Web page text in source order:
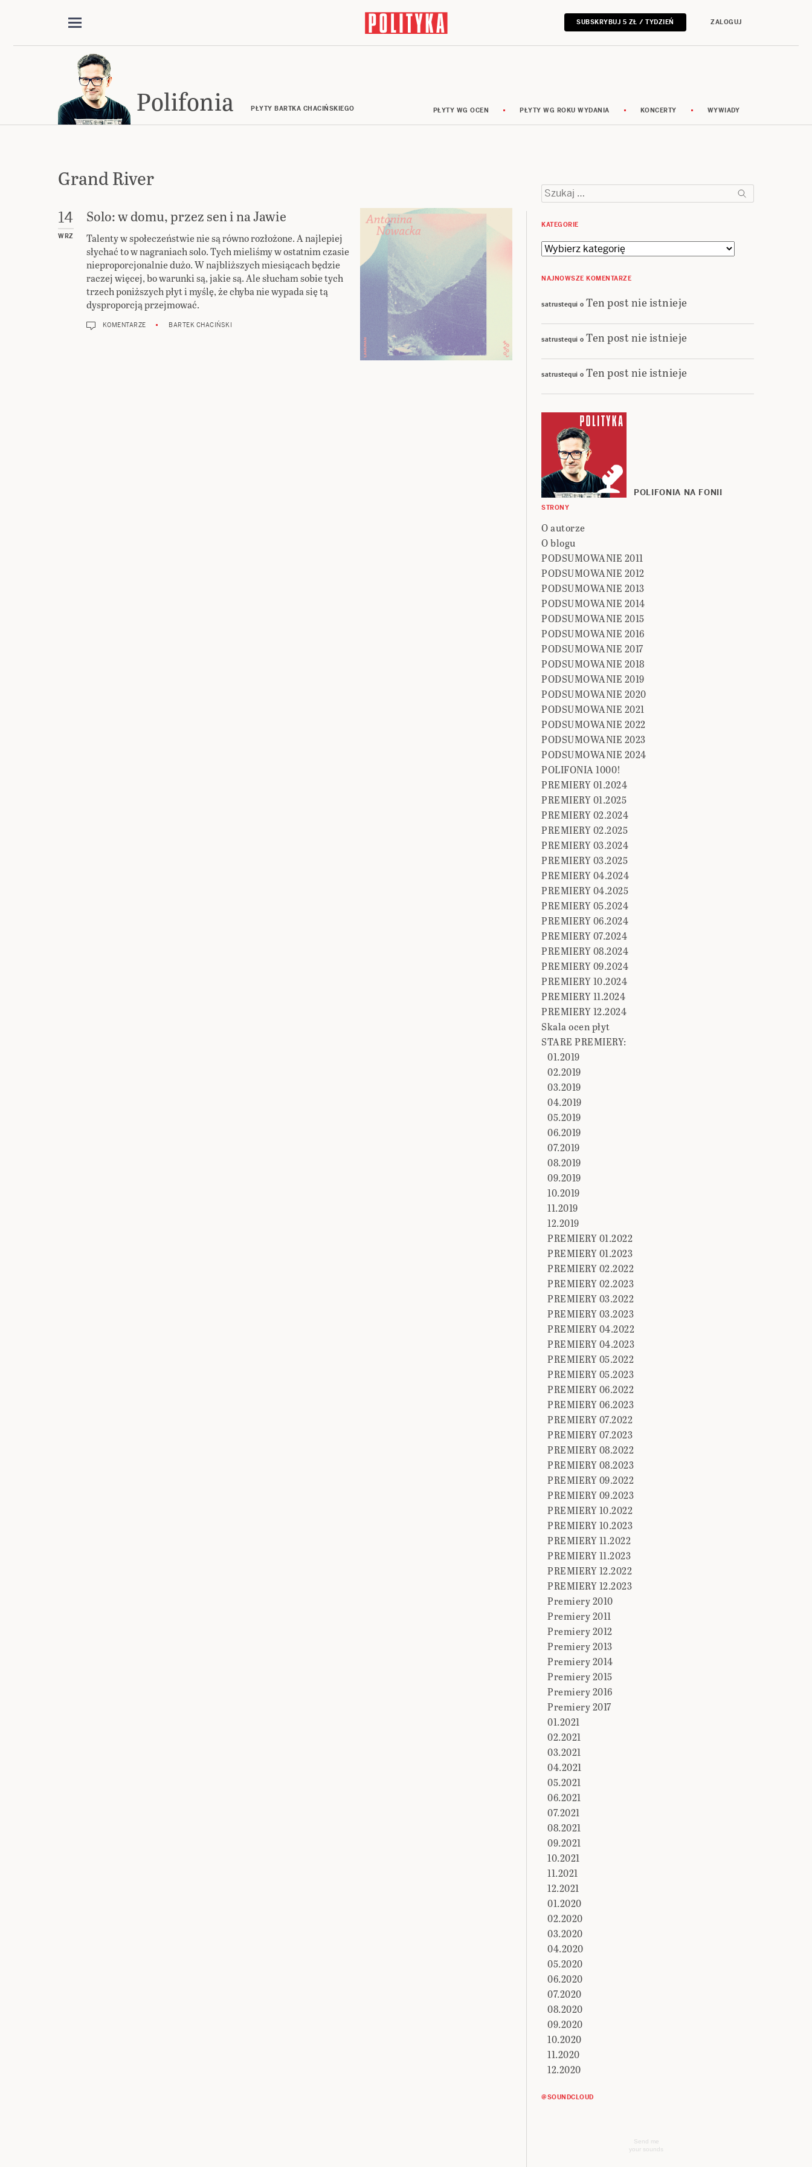
SUBSKRYBUJ 5 ZŁ / TYDZIEŃ ZALOGUJ
Polifonia PŁYTY BARTKA CHACIŃSKIEGO PŁYTY WG OCEN PŁYTY WG ROKU WYDANIA KONCERTY WYWIADY
Grand River
14
WRZ
Solo: w domu, przez sen i na Jawie
Talenty w społeczeństwie nie są równo rozłożone. A najlepiej
słychać to w nagraniach solo. Tych mieliśmy w ostatnim czasie
nieproporcjonalnie dużo. W najbliższych miesiącach będzie
raczej więcej, bo warunki są, jakie są. Ale słucham sobie tych
trzech poniższych płyt i myślę, że chyba nie wypada się tą
dysproporcją przejmować.
KOMENTARZE BARTEK CHACIŃSKI
Szukaj:
KATEGORIE
Kategorie
NAJNOWSZE KOMENTARZE
satrustequi o Ten post nie istnieje
satrustequi o Ten post nie istnieje
satrustequi o Ten post nie istnieje
POLIFONIA NA FONII
STRONY
O autorze
O blogu
PODSUMOWANIE 2011
PODSUMOWANIE 2012
PODSUMOWANIE 2013
PODSUMOWANIE 2014
PODSUMOWANIE 2015
PODSUMOWANIE 2016
PODSUMOWANIE 2017
PODSUMOWANIE 2018
PODSUMOWANIE 2019
PODSUMOWANIE 2020
PODSUMOWANIE 2021
PODSUMOWANIE 2022
PODSUMOWANIE 2023
PODSUMOWANIE 2024
POLIFONIA 1000!
PREMIERY 01.2024
PREMIERY 01.2025
PREMIERY 02.2024
PREMIERY 02.2025
PREMIERY 03.2024
PREMIERY 03.2025
PREMIERY 04.2024
PREMIERY 04.2025
PREMIERY 05.2024
PREMIERY 06.2024
PREMIERY 07.2024
PREMIERY 08.2024
PREMIERY 09.2024
PREMIERY 10.2024
PREMIERY 11.2024
PREMIERY 12.2024
Skala ocen płyt
STARE PREMIERY:
01.2019
02.2019
03.2019
04.2019
05.2019
06.2019
07.2019
08.2019
09.2019
10.2019
11.2019
12.2019
PREMIERY 01.2022
PREMIERY 01.2023
PREMIERY 02.2022
PREMIERY 02.2023
PREMIERY 03.2022
PREMIERY 03.2023
PREMIERY 04.2022
PREMIERY 04.2023
PREMIERY 05.2022
PREMIERY 05.2023
PREMIERY 06.2022
PREMIERY 06.2023
PREMIERY 07.2022
PREMIERY 07.2023
PREMIERY 08.2022
PREMIERY 08.2023
PREMIERY 09.2022
PREMIERY 09.2023
PREMIERY 10.2022
PREMIERY 10.2023
PREMIERY 11.2022
PREMIERY 11.2023
PREMIERY 12.2022
PREMIERY 12.2023
Premiery 2010
Premiery 2011
Premiery 2012
Premiery 2013
Premiery 2014
Premiery 2015
Premiery 2016
Premiery 2017
01.2021
02.2021
03.2021
04.2021
05.2021
06.2021
07.2021
08.2021
09.2021
10.2021
11.2021
12.2021
01.2020
02.2020
03.2020
04.2020
05.2020
06.2020
07.2020
08.2020
09.2020
10.2020
11.2020
12.2020
@SOUNDCLOUD
Send me
your sounds